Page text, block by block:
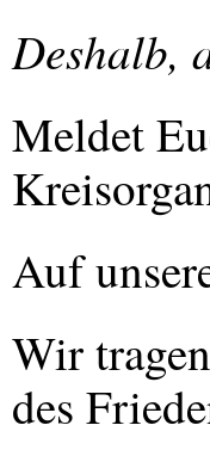
Deshalb,
Meldet
Auf
Wir
des